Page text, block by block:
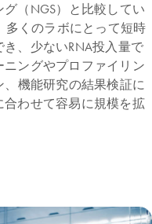
（NGS）と比較してい
多くのラボにとって短時
、少ないRNA投入量で
ングやプロファイリン
、機能研究の結果検証に
わせて容易に規模を拡